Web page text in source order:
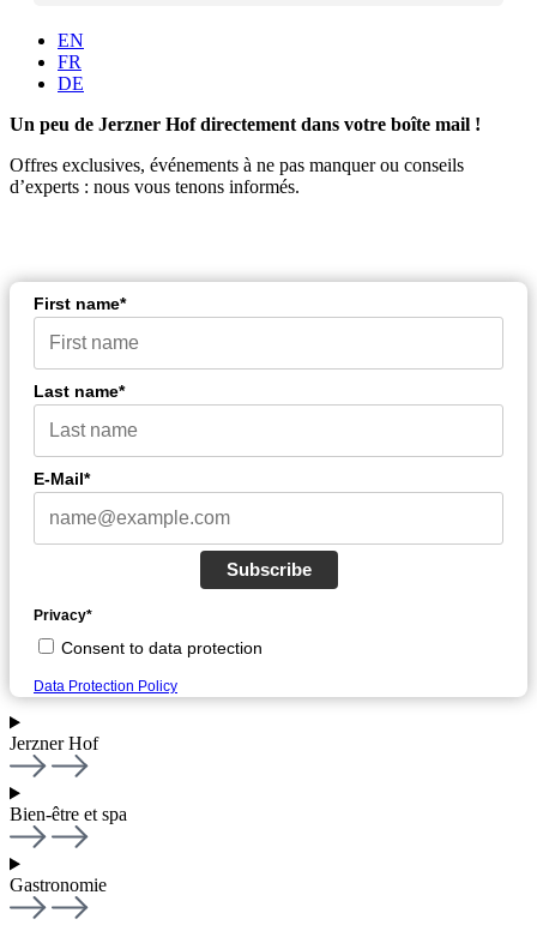
EN
FR
DE
Un peu de Jerzner Hof directement dans votre boîte mail !
Offres exclusives, événements à ne pas manquer ou conseils
d’experts : nous vous tenons informés.
First name*
Last name*
E-Mail*
Subscribe
Privacy*
Consent to data protection
Data Protection Policy
Jerzner Hof
Bien-être et spa
Gastronomie